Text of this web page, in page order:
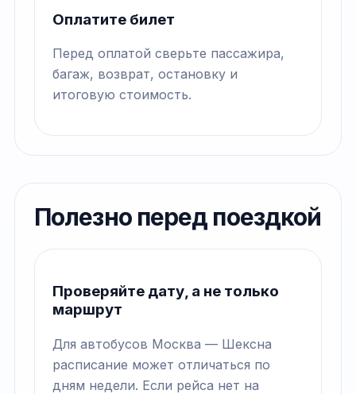
Оплатите билет
Перед оплатой сверьте пассажира,
багаж, возврат, остановку и
итоговую стоимость.
Полезно перед поездкой
Проверяйте дату, а не только
маршрут
Для автобусов Москва — Шексна
расписание может отличаться по
дням недели. Если рейса нет на